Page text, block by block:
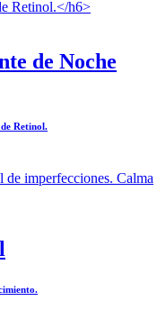
de Noche
Retinol.